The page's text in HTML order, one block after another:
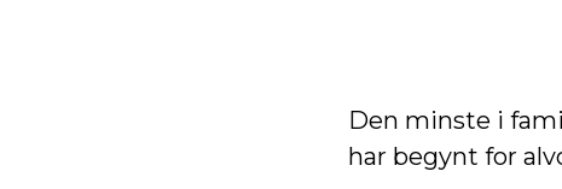
Den minste i
har begynt for